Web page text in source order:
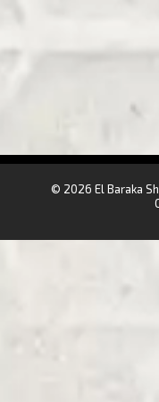
© 2026 El Baraka